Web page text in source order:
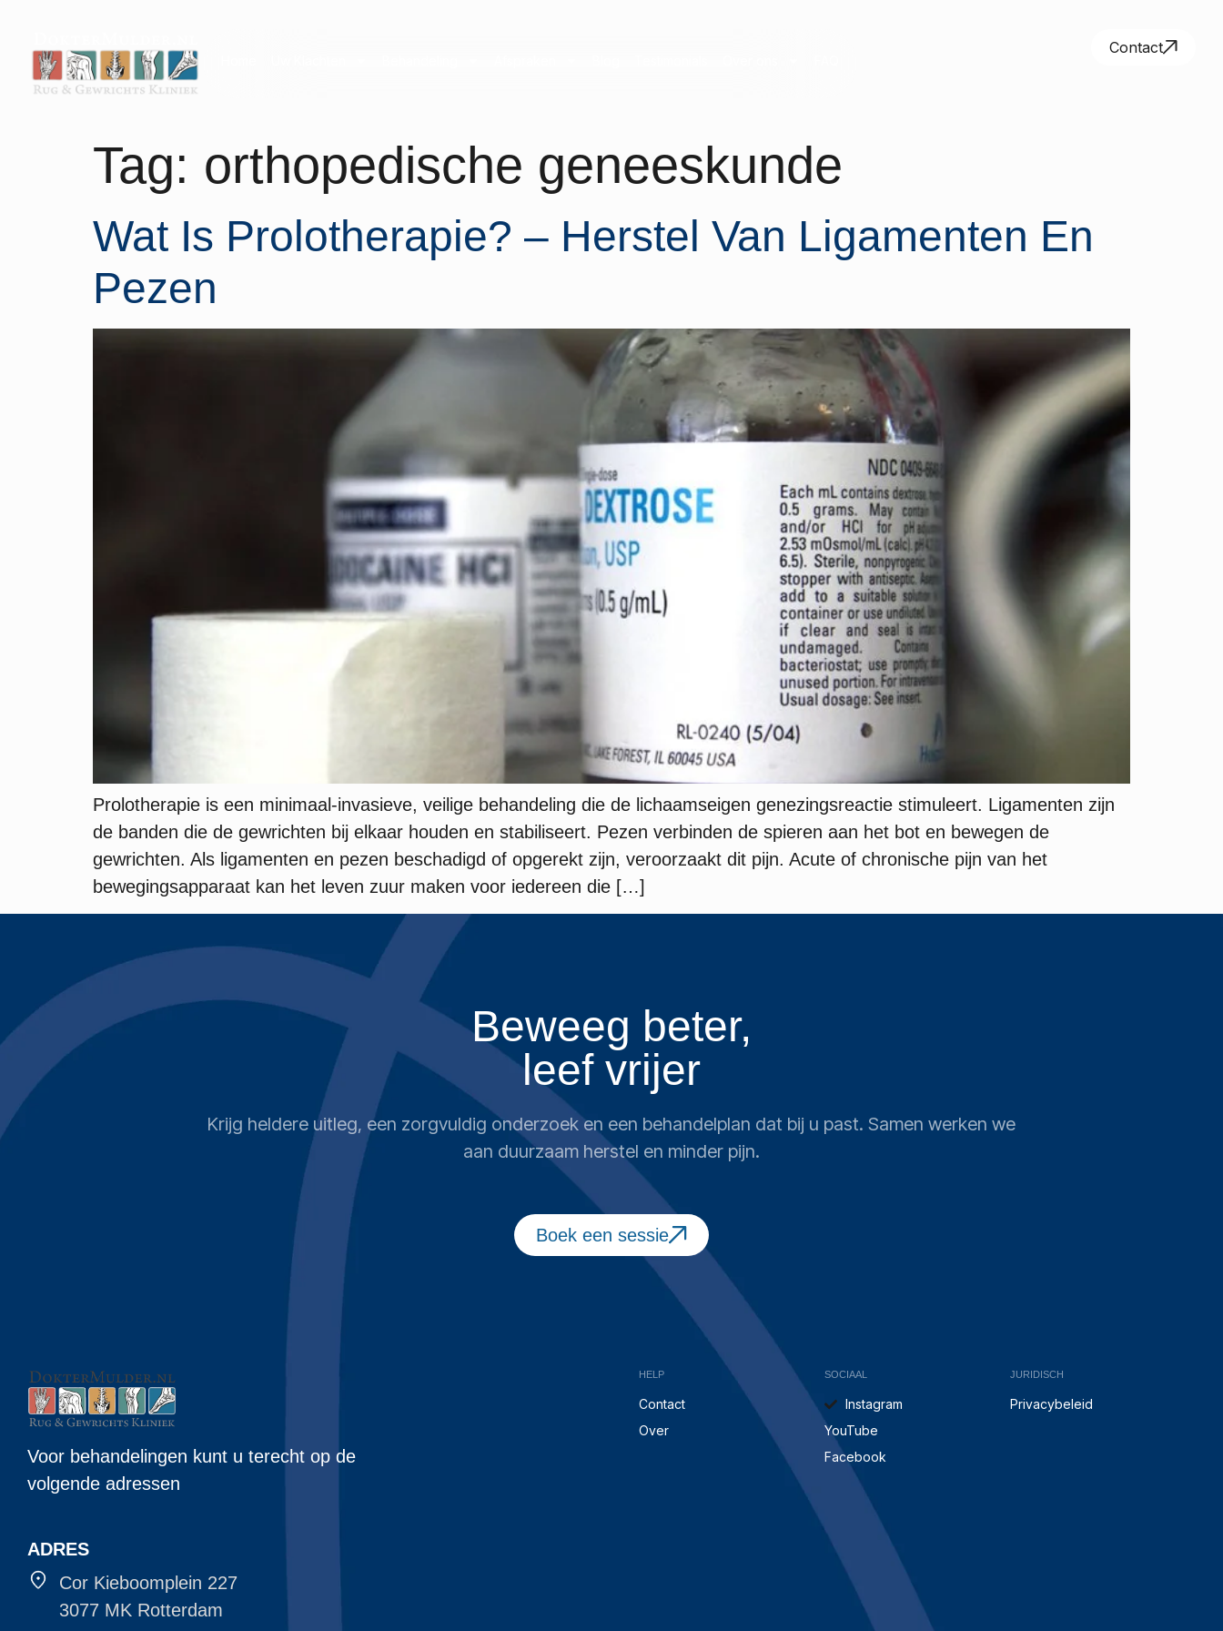
Contact
Tag: orthopedische geneeskunde
Wat Is Prolotherapie? – Herstel Van Ligamenten En
Pezen
Prolotherapie is een minimaal-invasieve, veilige behandeling die de lichaamseigen genezingsreactie stimuleert. Ligamenten zijn
de banden die de gewrichten bij elkaar houden en stabiliseert. Pezen verbinden de spieren aan het bot en bewegen de
gewrichten. Als ligamenten en pezen beschadigd of opgerekt zijn, veroorzaakt dit pijn. Acute of chronische pijn van het
bewegingsapparaat kan het leven zuur maken voor iedereen die […]
Beweeg beter,
leef vrijer
Krijg heldere uitleg, een zorgvuldig onderzoek en een behandelplan dat bij u past. Samen werken we
aan duurzaam herstel en minder pijn.
Boek een sessie
Voor behandelingen kunt u terecht op de
volgende adressen
ADRES
Cor Kieboomplein 227
3077 MK Rotterdam
HELP
Contact
Over
SOCIAAL
Instagram
YouTube
Facebook
JURIDISCH
Privacybeleid